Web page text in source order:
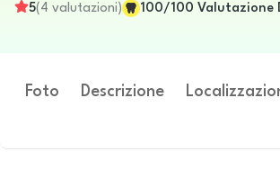
5( 4 valutazioni) 100/100 Valutazione
Foto Descrizione